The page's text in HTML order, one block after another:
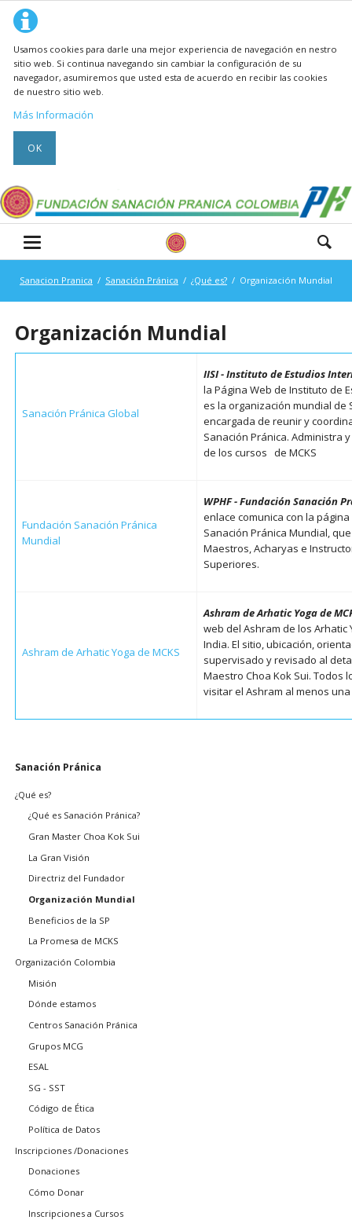
Usamos cookies para darle una mejor experiencia de navegación en nestro
sitio web. Si continua navegando sin cambiar la configuración de su
navegador, asumiremos que usted esta de acuerdo en recibir las cookies
de nuestro sitio web.
Más Información
OK
Sanacion Pranica Sanación Pránica ¿Qué es? Organización Mundial
Organización Mundial
Sanación Pránica Global
IISI - Instituto de Estudios
la Página Web de Instituto de
es la organización mundial de
encargada de reunir y
Sanación Pránica. Administra
de los cursos de MCKS
Fundación Sanación Pránica
Mundial
WPHF - Fundación Sanación
enlace comunica con la
Sanación Pránica Mundial,
Maestros, Acharyas e
Superiores.
Ashram de Arhatic Yoga de MCKS
Ashram de Arhatic Yoga de
web del Ashram de los Arhatic
India. El sitio, ubicación,
supervisado y revisado al
Maestro Choa Kok Sui. Todos
visitar el Ashram al menos
Saltar
Sanación Pránica
¿Qué es?
¿Qué es Sanación Pránica?
Gran Master Choa Kok Sui
La Gran Visión
Directriz del Fundador
Organización Mundial
Beneficios de la SP
La Promesa de MCKS
Organización Colombia
Misión
Dónde estamos
Centros Sanación Pránica
Grupos MCG
ESAL
SG - SST
Código de Ética
Política de Datos
Inscripciones /Donaciones
Donaciones
Cómo Donar
Inscripciones a Cursos